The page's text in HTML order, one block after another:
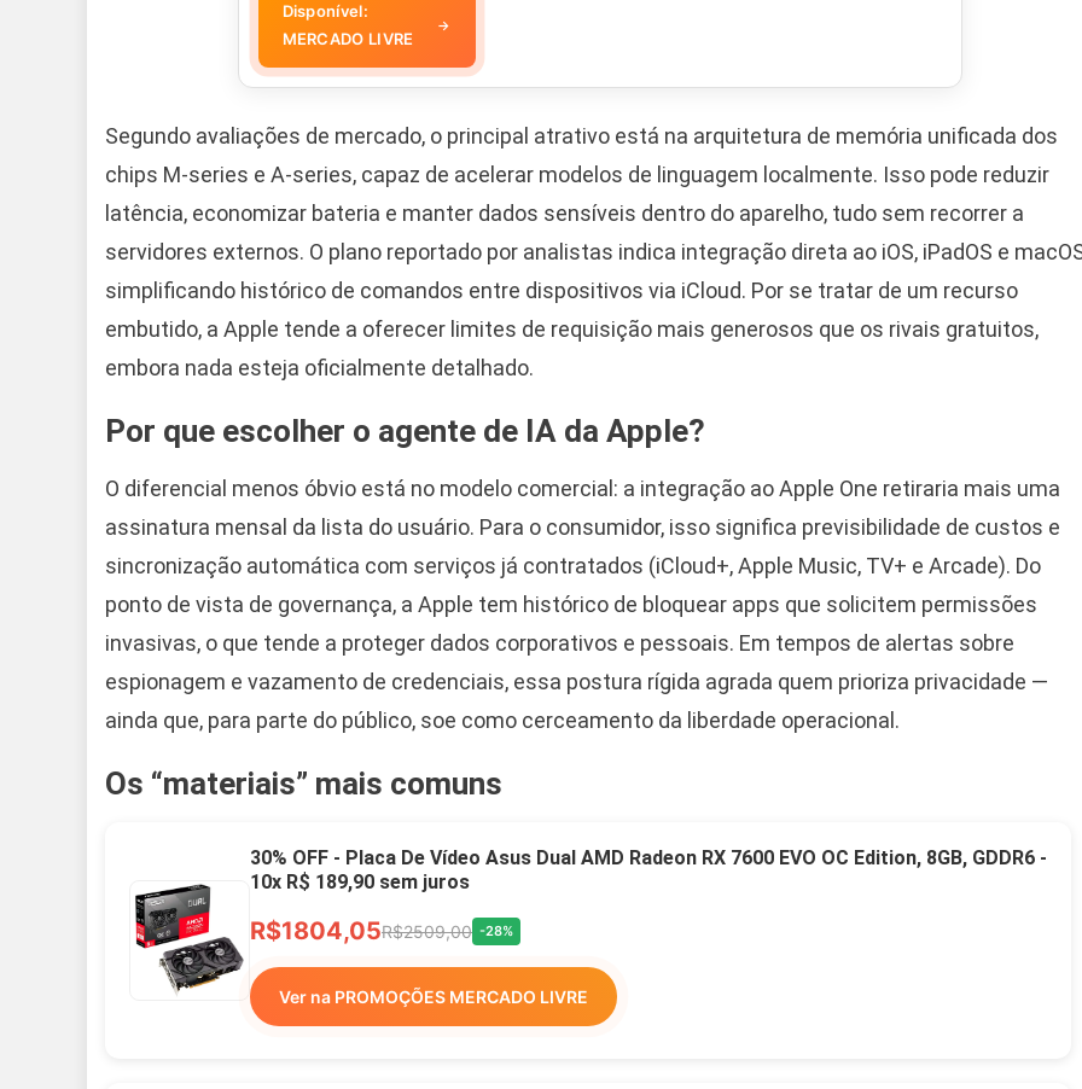
Disponível:
MERCADO LIVRE
→
Segundo avaliações de mercado, o principal atrativo está na arquitetura de memória unificada dos
chips M-series e A-series, capaz de acelerar modelos de linguagem localmente. Isso pode reduzir
latência, economizar bateria e manter dados sensíveis dentro do aparelho, tudo sem recorrer a
servidores externos. O plano reportado por analistas indica integração direta ao iOS, iPadOS e
simplificando histórico de comandos entre dispositivos via iCloud. Por se tratar de um recurso
embutido, a Apple tende a oferecer limites de requisição mais generosos que os rivais gratuitos,
embora nada esteja oficialmente detalhado.
Por que escolher o agente de IA da Apple?
O diferencial menos óbvio está no modelo comercial: a integração ao Apple One retiraria mais uma
assinatura mensal da lista do usuário. Para o consumidor, isso significa previsibilidade de custos e
sincronização automática com serviços já contratados (iCloud+, Apple Music, TV+ e Arcade). Do
ponto de vista de governança, a Apple tem histórico de bloquear apps que solicitem permissões
invasivas, o que tende a proteger dados corporativos e pessoais. Em tempos de alertas sobre
espionagem e vazamento de credenciais, essa postura rígida agrada quem prioriza privacidade —
ainda que, para parte do público, soe como cerceamento da liberdade operacional.
Os “materiais” mais comuns
30% OFF - Placa De Vídeo Asus Dual AMD Radeon RX 7600 EVO OC Edition, 8GB, GDDR6 -
10x R$ 189,90 sem juros
R$1804,05R$2509,00 -28%
Ver na PROMOÇÕES MERCADO LIVRE